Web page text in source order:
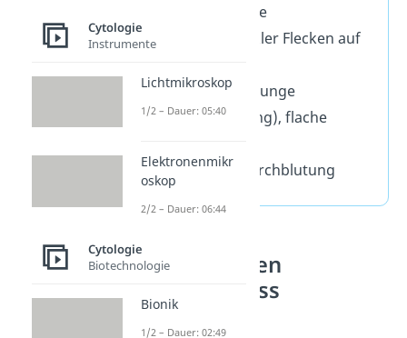
Wangenpartie
Bildung dunkler Flecken auf
Rasseln der Lunge
(Rasselatmung), flache
schlechte Durchblutung
Kann man den
Sterbeprozess
aufhalten?
Cytologie
Instrumente
Lichtmikroskop
1/2 – Dauer: 05:40
Elektronenmikr
oskop
2/2 – Dauer: 06:44
Cytologie
Biotechnologie
Bionik
1/2 – Dauer: 02:49